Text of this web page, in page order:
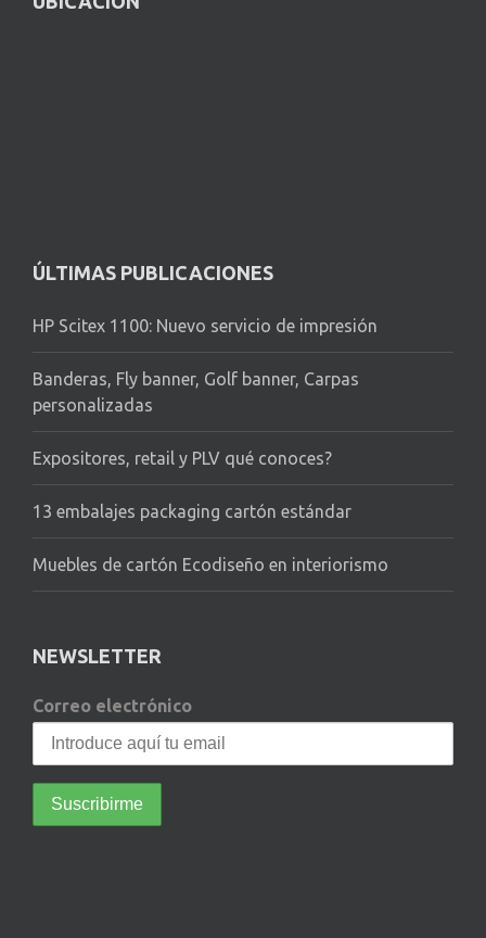
ÚLTIMAS PUBLICACIONES
HP Scitex 1100: Nuevo servicio de impresión
Banderas, Fly banner, Golf banner, Carpas
personalizadas
Expositores, retail y PLV qué conoces?
13 embalajes packaging cartón estándar
Muebles de cartón Ecodiseño en interiorismo
NEWSLETTER
Correo electrónico